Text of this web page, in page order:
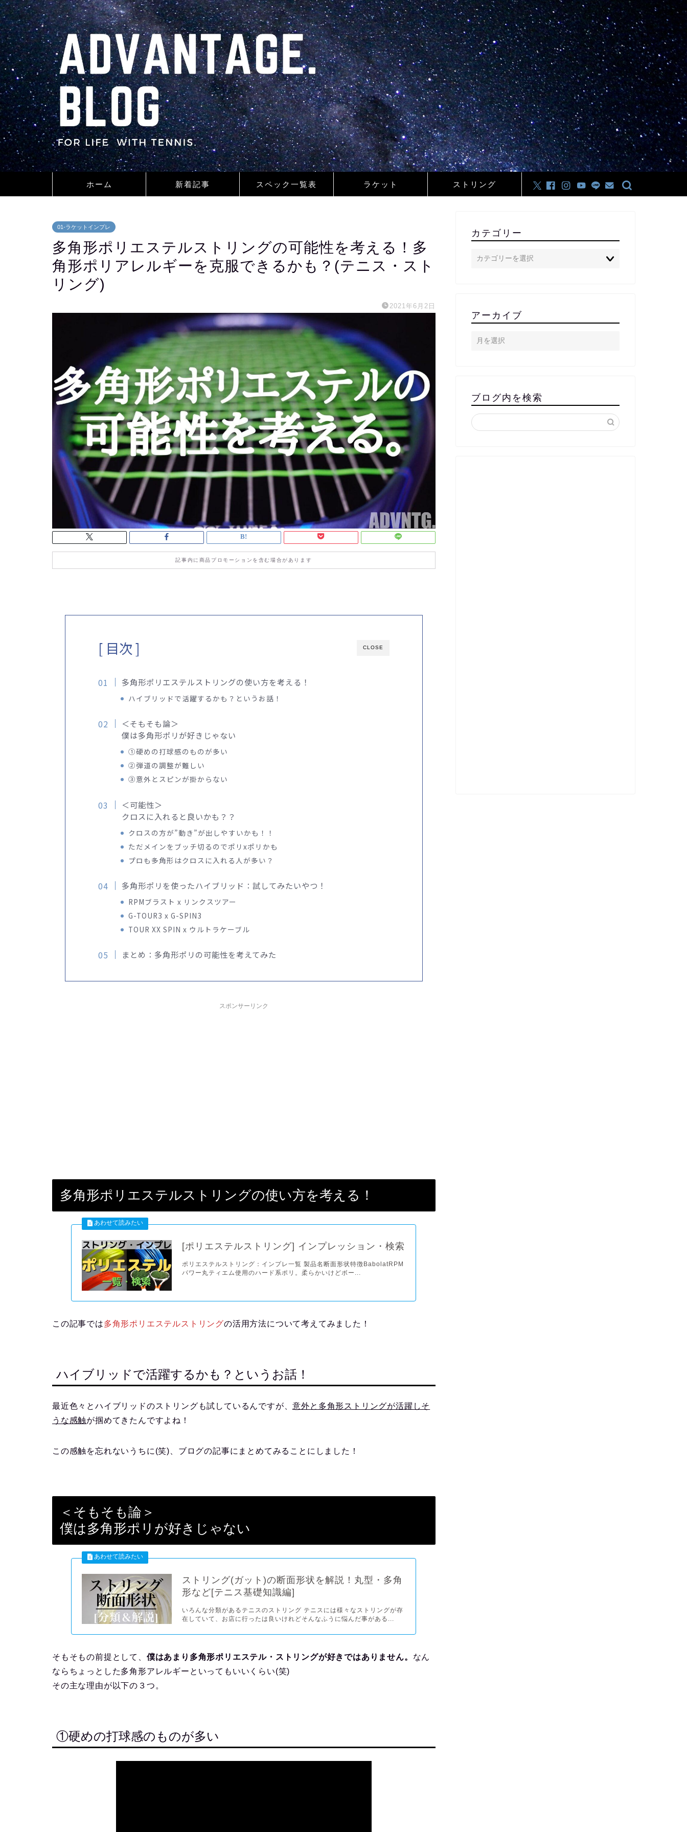
ホーム 新着記事 スペック一覧表 ラケット ストリング
01-ラケットインプレ
多角形ポリエステルストリングの可能性を考える！多
角形ポリアレルギーを克服できるかも？(テニス・スト
リング)
2021年6月2日
記事内に商品プロモーションを含む場合があります
CLOSE
[ 目次 ]
多角形ポリエステルストリングの使い方を考える！
ハイブリッドで活躍するかも？というお話！
＜そもそも論＞
僕は多角形ポリが好きじゃない
①硬めの打球感のものが多い
②弾道の調整が難しい
③意外とスピンが掛からない
＜可能性＞
クロスに入れると良いかも？？
クロスの方が”動き”が出しやすいかも！！
ただメインをブッチ切るのでポリxポリかも
プロも多角形はクロスに入れる人が多い？
多角形ポリを使ったハイブリッド：試してみたいやつ！
RPMブラスト x リンクスツアー
G-TOUR3 x G-SPIN3
TOUR XX SPIN x ウルトラケーブル
まとめ：多角形ポリの可能性を考えてみた
スポンサーリンク
多角形ポリエステルストリングの使い方を考える！
[ポリエステルストリング] インプレッション・検索
ポリエステルストリング：インプレ一覧 製品名断面形状特徴BabolatRPM
パワー丸ティエム使用のハード系ポリ。柔らかいけどボー...
この記事では多角形ポリエステルストリングの活用方法について考えてみました！
ハイブリッドで活躍するかも？というお話！
最近色々とハイブリッドのストリングも試しているんですが、意外と多角形ストリングが活躍しそ
うな感触が掴めてきたんですよね！
この感触を忘れないうちに(笑)、ブログの記事にまとめてみることにしました！
＜そもそも論＞
僕は多角形ポリが好きじゃない
ストリング(ガット)の断面形状を解説！丸型・多角
形など[テニス基礎知識編]
いろんな分類があるテニスのストリング テニスには様々なストリングが存
在していて、お店に行ったは良いけれどそんなふうに悩んだ事がある...
そもそもの前提として、 僕はあまり多角形ポリエステル・ストリングが好きではありません。 なん
ならちょっとした多角形アレルギーといってもいいくらい(笑)
その主な理由が以下の３つ。
①硬めの打球感のものが多い
カテゴリー
アーカイブ
ブログ内を検索